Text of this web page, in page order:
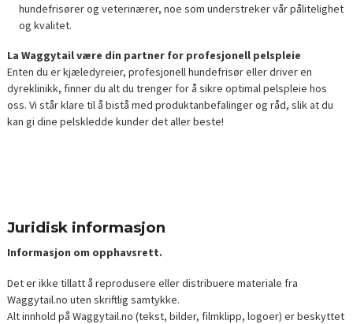
hundefrisører og veterinærer, noe som understreker vår pålitelighet
og kvalitet.
La Waggytail være din partner for profesjonell pelspleie
Enten du er kjæledyreier, profesjonell hundefrisør eller driver en
dyreklinikk, finner du alt du trenger for å sikre optimal pelspleie hos
oss. Vi står klare til å bistå med produktanbefalinger og råd, slik at du
kan gi dine pelskledde kunder det aller beste!
Juridisk informasjon
Informasjon om opphavsrett.
Det er ikke tillatt å reprodusere eller distribuere materiale fra
Waggytail.no uten skriftlig samtykke.
Alt innhold på Waggytail.no (tekst, bilder, filmklipp, logoer) er beskyttet